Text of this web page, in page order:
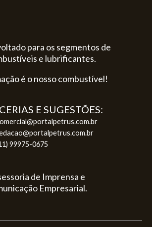
para os segmentos de
e lubrificantes.
é o nosso combustível!
E SUGESTÕES:
99975-0675
de Imprensa e
Empresarial.